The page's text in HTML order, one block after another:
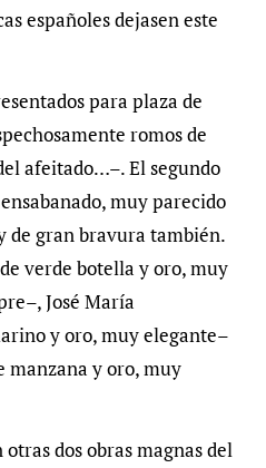
españoles dejasen este
para plaza de
romos de
afeitado…–. El segundo
muy parecido
de gran bravura también.
verde botella y oro, muy
José María
y oro, muy elegante–
manzana y oro, muy
dos obras magnas del